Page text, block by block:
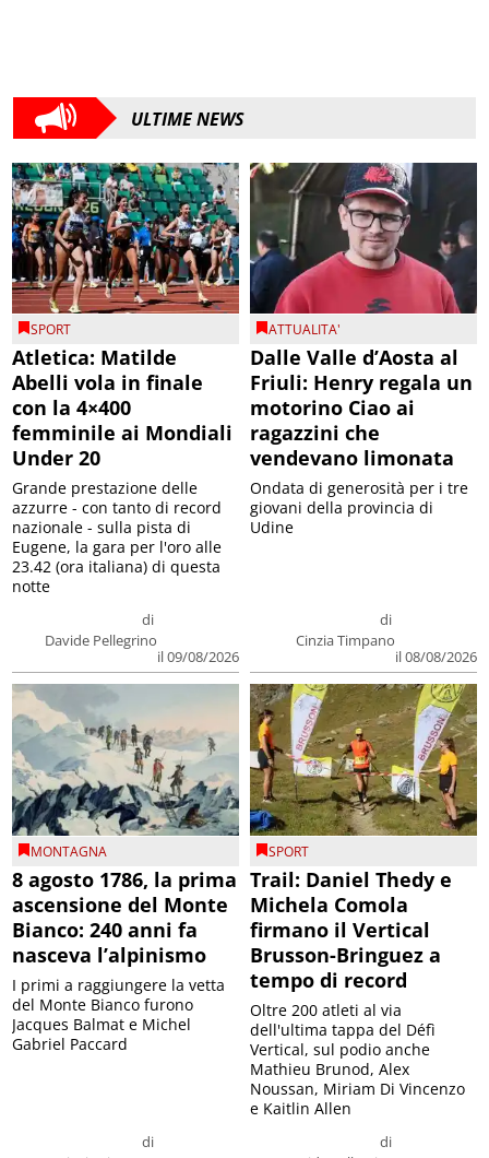
ULTIME NEWS
SPORT
Atletica: Matilde
Abelli vola in finale
con la 4×400
femminile ai Mondiali
Under 20
di
Davide Pellegrino
il 09/08/2026
Grande prestazione delle
azzurre - con tanto di record
nazionale - sulla pista di
Eugene, la gara per l'oro alle
23.42 (ora italiana) di questa
notte
ATTUALITA'
Dalle Valle d’Aosta al
Friuli: Henry regala un
motorino Ciao ai
ragazzini che
vendevano limonata
di
Cinzia Timpano
il 08/08/2026
Ondata di generosità per i tre
giovani della provincia di
Udine
MONTAGNA
8 agosto 1786, la prima
ascensione del Monte
Bianco: 240 anni fa
nasceva l’alpinismo
di
I primi a raggiungere la vetta
del Monte Bianco furono
Jacques Balmat e Michel
Gabriel Paccard
SPORT
Trail: Daniel Thedy e
Michela Comola
firmano il Vertical
Brusson-Bringuez a
tempo di record
di
Oltre 200 atleti al via
dell'ultima tappa del Défì
Vertical, sul podio anche
Mathieu Brunod, Alex
Noussan, Miriam Di Vincenzo
e Kaitlin Allen